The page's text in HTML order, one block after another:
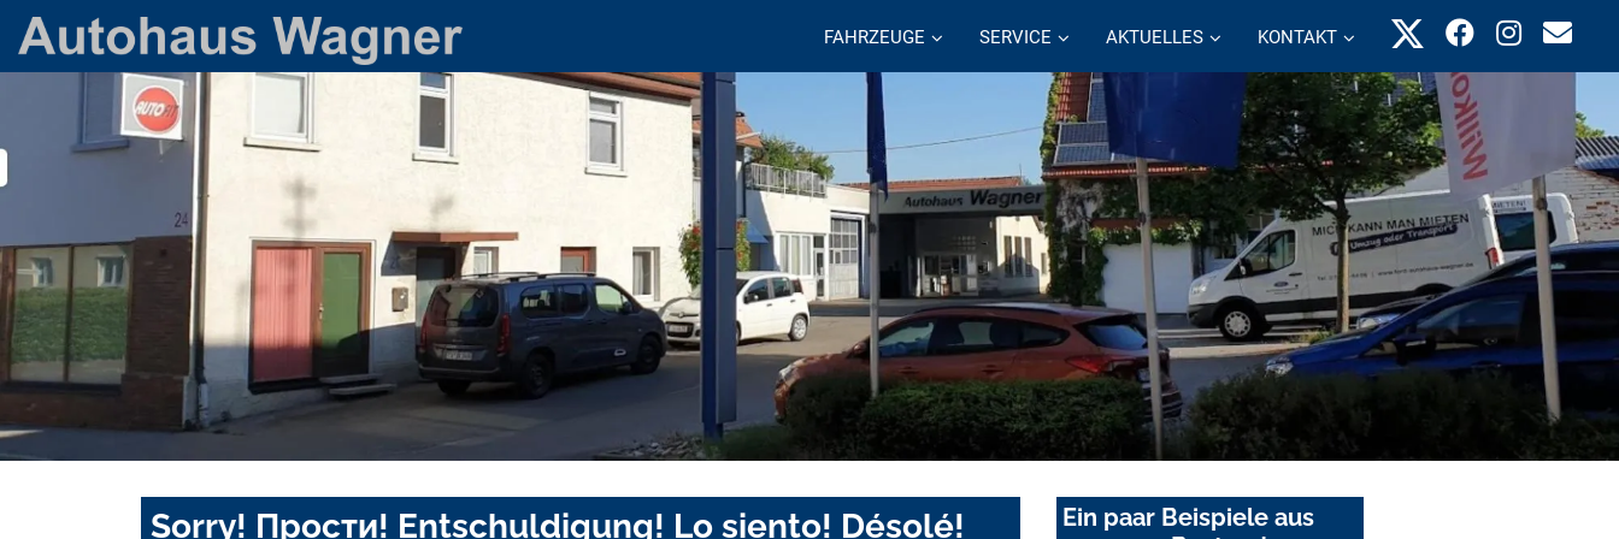
FAHRZEUGE SERVICE AKTUELLES KONTAKT
Sorry! Прости! Entschuldigung! Lo siento! Désolé!
Ein paar Beispiele aus